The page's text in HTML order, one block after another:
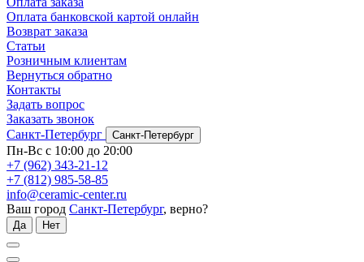
Оплата банковской картой онлайн
Возврат заказа
Статьи
Розничным клиентам
Вернуться обратно
Контакты
Задать вопрос
Заказать звонок
Санкт-Петербург
Санкт-Петербург
Пн-Вс с 10:00 до 20:00
+7 (962) 343-21-12
+7 (812) 985-58-85
info@ceramic-center.ru
Ваш город Санкт-Петербург, верно?
Да Нет